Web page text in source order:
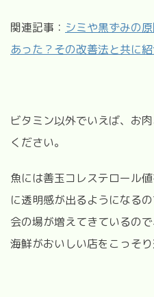
関連記事： シミや黒ずみの
あった？その改善法と共に紹
ビタミン以外でいえば、お
ください。
魚には善玉コレステロール
に透明感が出るようになる
会の場が増えてきているの
海鮮がおいしい店をこっそ